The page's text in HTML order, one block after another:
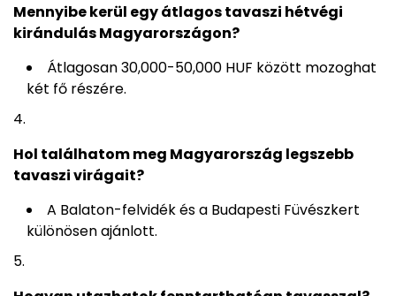
Mennyibe kerül egy átlagos tavaszi hétvégi
kirándulás Magyarországon?
Átlagosan 30,000-50,000 HUF között mozoghat
két fő részére.
Hol találhatom meg Magyarország legszebb
tavaszi virágait?
A Balaton-felvidék és a Budapesti Füvészkert
különösen ajánlott.